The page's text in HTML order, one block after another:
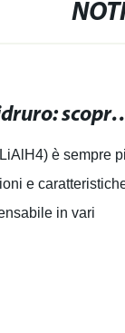
Benefici del litio alluminio idruro:
è sempre
e
in vari